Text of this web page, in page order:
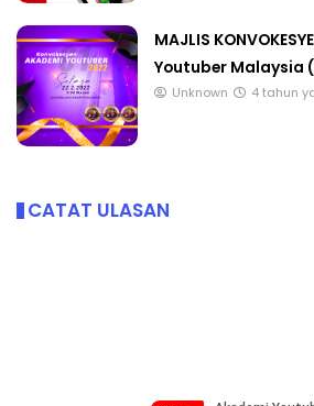
MAJLIS
Youtuber Malaysia
Unknown 4 tahun
CATAT ULASAN